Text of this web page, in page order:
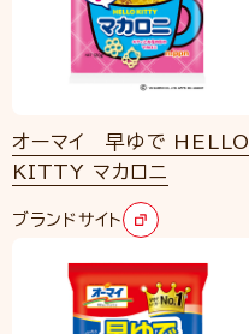
オーマイ 早ゆで HELLO
KITTY マカロニ
ブランドサイト